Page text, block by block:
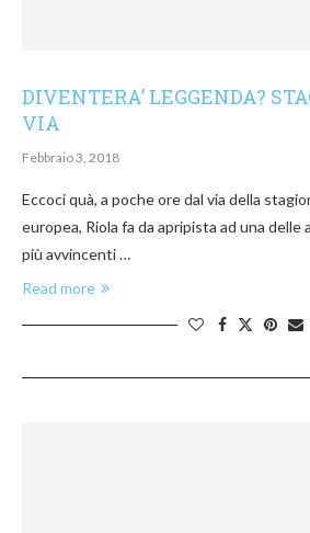
DIVENTERA’ LEGGENDA?
VIA
Febbraio 3, 2018
Eccoci quà, a poche ore dal via della
europea, Riola fa da apripista ad una
più avvincenti …
Read more